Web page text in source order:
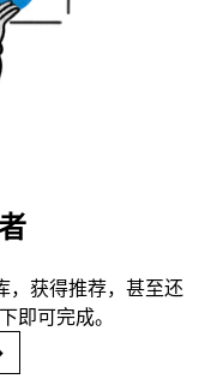
获得推荐，甚至还
可完成。